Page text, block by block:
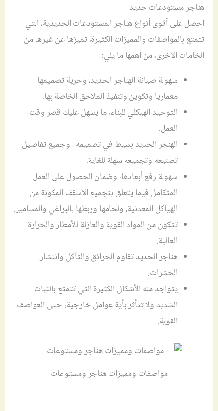
هناجر مستودعات حديد
احصل على أقوى أنواع هناجر المستودعات الحديدية، التي
تتمتع بالمواصفات والمميزات الكثيرة، تميزها عن غيرها من
الخامات الأخرى، من أهمها ما يلي:
سهولة صيانة الهناجر الحديد، وحرية تصميمها
معماريا وتكوين وتنفيذ الملاحق الخاصة بها.
التوحيد الهيكلي للبناء، ما يسهل عليك قصر وقت
العمل.
الهنجر الحديد بسيط في تصميمه ، وجميع تفاصيل
تصنيعه وتجميعه سهلة للغاية.
سهولة رفع أبعادها، وضمان الحصول على العمل
المتكامل فيما يتعلق بتجميع الأسقف المكونة من
الهياكل المعدنية، ولحامها وربطها بالبراغي والمسامير.
تتكون من المواد القوية والعازلة للأمطار والحرارة
العالية.
هناجر الحديد تقاوم الحرائق والتآكل وانتشار
الحشرات.
يتواجد منه الأشكال الكثيرة التي تتمتع بالثبات
الشديد ولا تتأثر بأية عوامل خارجية، حتى العواصف
القوية.
مواصفات ومميزات هناجر ومستوعات